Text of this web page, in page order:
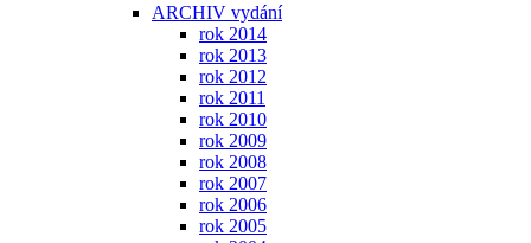
ARCHIV vydání
rok 2014
rok 2013
rok 2012
rok 2011
rok 2010
rok 2009
rok 2008
rok 2007
rok 2006
rok 2005